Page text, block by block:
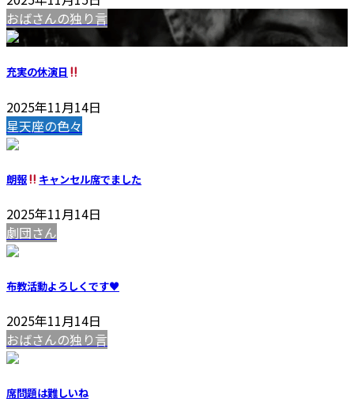
おばさんの独り言
充実の休演日
2025年11月14日
星天座の色々
朗報 キャンセル席でました
2025年11月14日
劇団さん
布教活動よろしくです♥️
2025年11月14日
おばさんの独り言
席問題は難しいね